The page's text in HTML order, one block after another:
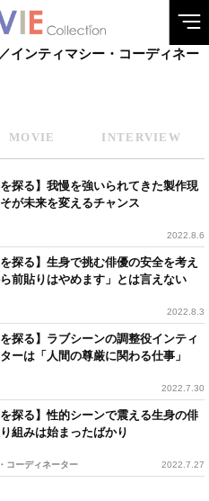
インティマシー・コーディネー
MOVIE INTERVIEW
探る】我慢を強いられてきた製作現
が未来を変えるチャンス
2022.8.6
探る】生身で挑む俳優の安全を考え
前貼りはやめます」とは言えない
2022.8.3
探る】ラブシーンの調整役インティ
ーは「人間の尊厳に関わる仕事」
2022.7.30
探る】性的シーンで震える生身の俳
組みは始まったばかり
コーディネーター 2022.7.27